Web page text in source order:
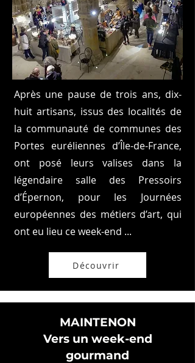
Après une pause de trois ans, dix-
huit artisans, issus des localités de
la communauté de communes des
Portes euréliennes d’Île-de-France,
ont posé leurs valises dans la
légendaire salle des Pressoirs
d’Épernon, pour les Journées
européennes des métiers d’art, qui
ont eu lieu ce week-end ...
Découvrir
MAINTENON
Vers un week-end
gourmand